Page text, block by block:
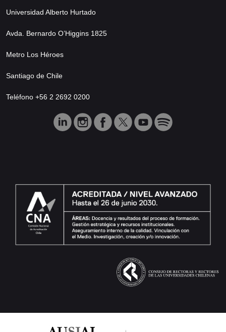
Universidad Alberto Hurtado
Avda. Bernardo O’Higgins 1825
Metro Los Héroes
Santiago de Chile
Teléfono +56 2 2692 0200